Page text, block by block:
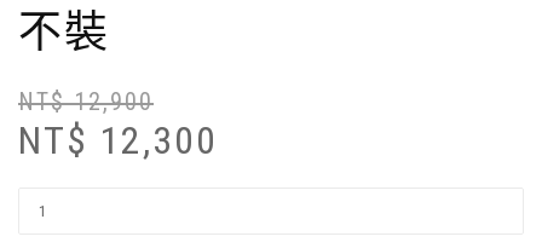
不裝
NT$12,900
NT$ 12,300